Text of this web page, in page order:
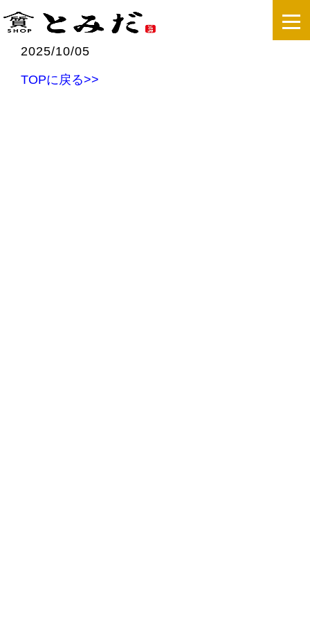
2025/10/05
TOPに戻る>>